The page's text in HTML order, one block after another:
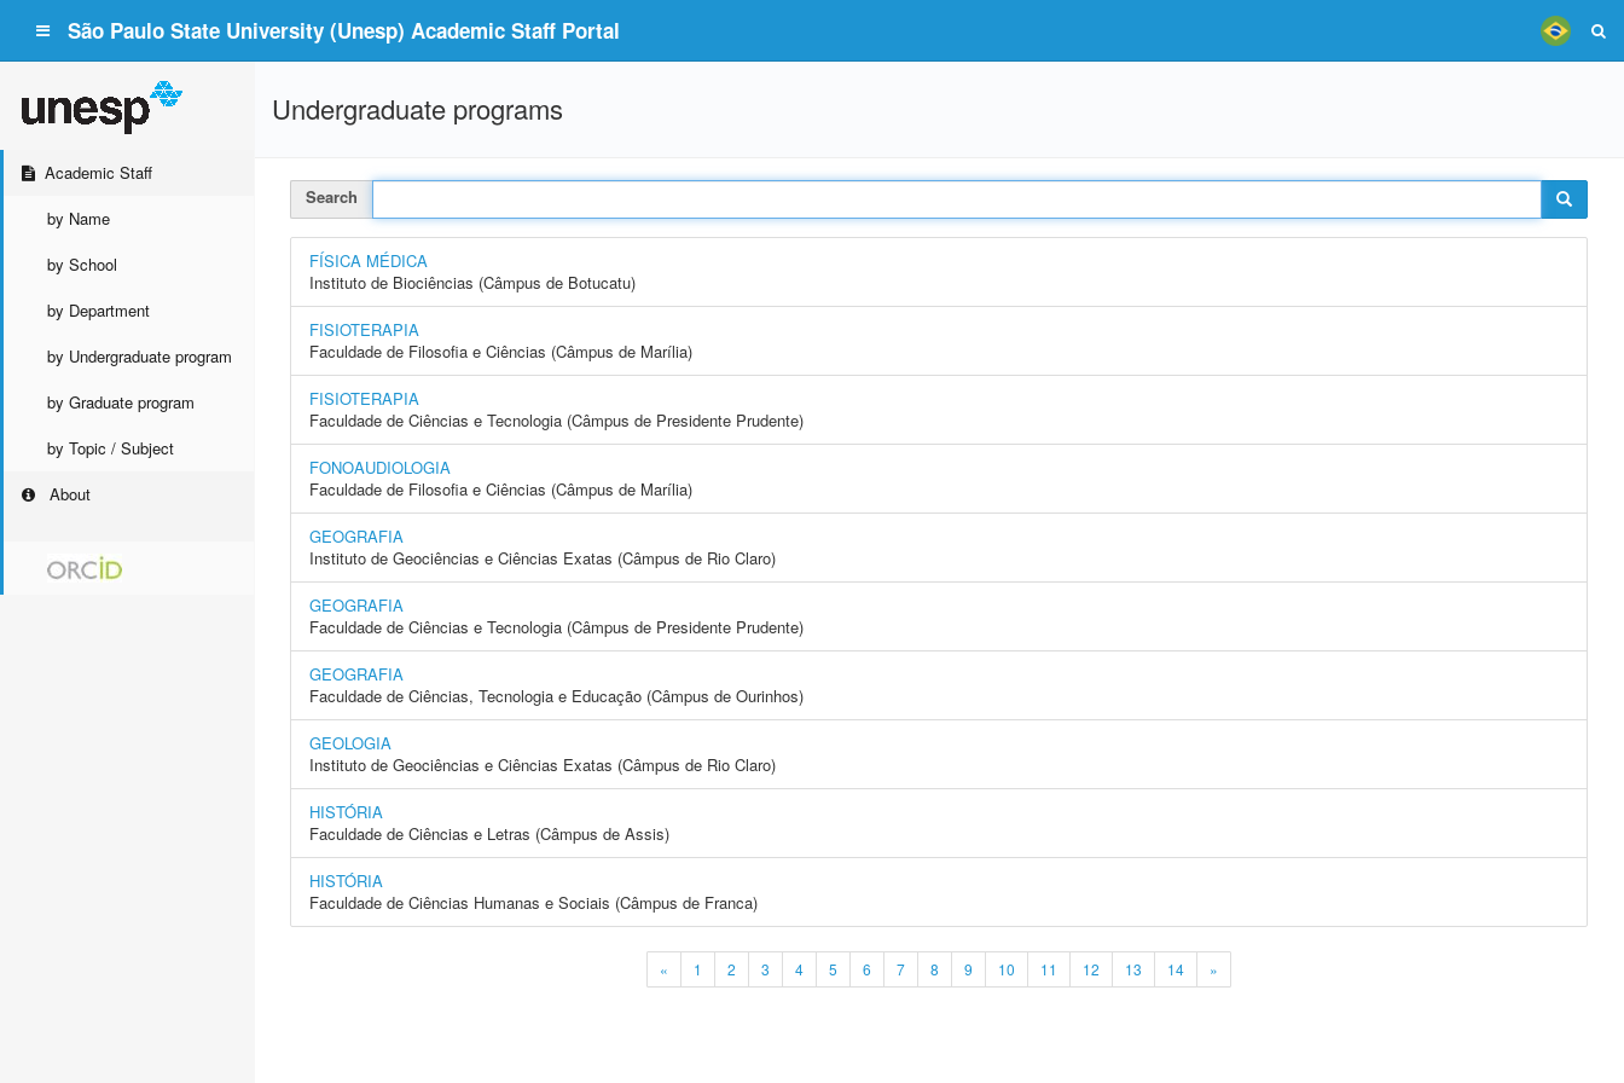
São Paulo State University (Unesp) Academic Staff Portal
Academic Staff
by Name
by School
by Department
by Undergraduate program
by Graduate program
by Topic / Subject
About
Undergraduate programs
Search
FÍSICA MÉDICA
Instituto de Biociências (Câmpus de Botucatu)
FISIOTERAPIA
Faculdade de Filosofia e Ciências (Câmpus de Marília)
FISIOTERAPIA
Faculdade de Ciências e Tecnologia (Câmpus de Presidente Prudente)
FONOAUDIOLOGIA
Faculdade de Filosofia e Ciências (Câmpus de Marília)
GEOGRAFIA
Instituto de Geociências e Ciências Exatas (Câmpus de Rio Claro)
GEOGRAFIA
Faculdade de Ciências e Tecnologia (Câmpus de Presidente Prudente)
GEOGRAFIA
Faculdade de Ciências, Tecnologia e Educação (Câmpus de Ourinhos)
GEOLOGIA
Instituto de Geociências e Ciências Exatas (Câmpus de Rio Claro)
HISTÓRIA
Faculdade de Ciências e Letras (Câmpus de Assis)
HISTÓRIA
Faculdade de Ciências Humanas e Sociais (Câmpus de Franca)
« 1 2 3 4 5 6 7 8 9 10 11 12 13 14 »